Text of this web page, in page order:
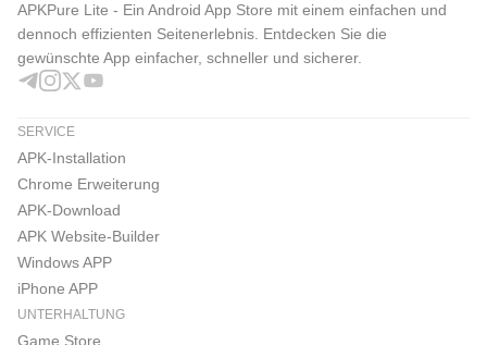
APKPure Lite - Ein Android App Store mit einem einfachen und
dennoch effizienten Seitenerlebnis. Entdecken Sie die
gewünschte App einfacher, schneller und sicherer.
SERVICE
APK-Installation
Chrome Erweiterung
APK-Download
APK Website-Builder
Windows APP
iPhone APP
UNTERHALTUNG
Game Store